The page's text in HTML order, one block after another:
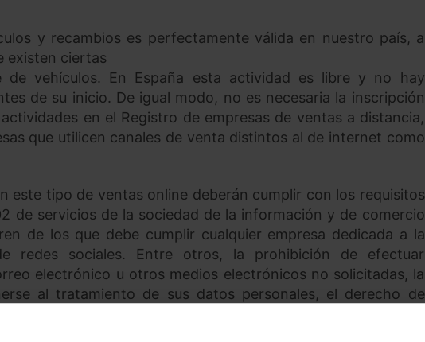
y recambios es perfectamente válida en nuestro país, a
existen ciertas
de vehículos. En España esta actividad es libre y no hay
de su inicio. De igual modo, no es necesaria la inscripción
en el Registro de empresas de ventas a distancia,
que utilicen canales de venta distintos al de internet como
este tipo de ventas online deberán cumplir con los requisitos
de servicios de la sociedad de la información y de comercio
de los que debe cumplir cualquier empresa dedicada a la
sociales. Entre otros, la prohibición de efectuar
electrónico u otros medios electrónicos no solicitadas, la
al tratamiento de sus datos personales, el derecho de
en un cierto plazo de tiempo, etc.